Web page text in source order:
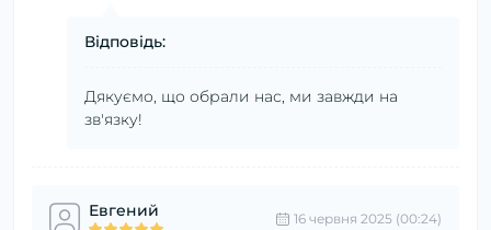
Відповідь:
Дякуємо, що обрали нас, ми завжди на
зв'язку!
Евгений 16 червня 2025 (00:24)